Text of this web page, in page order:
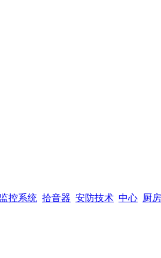
控系统 拾音器 安防技术 中心 厨房